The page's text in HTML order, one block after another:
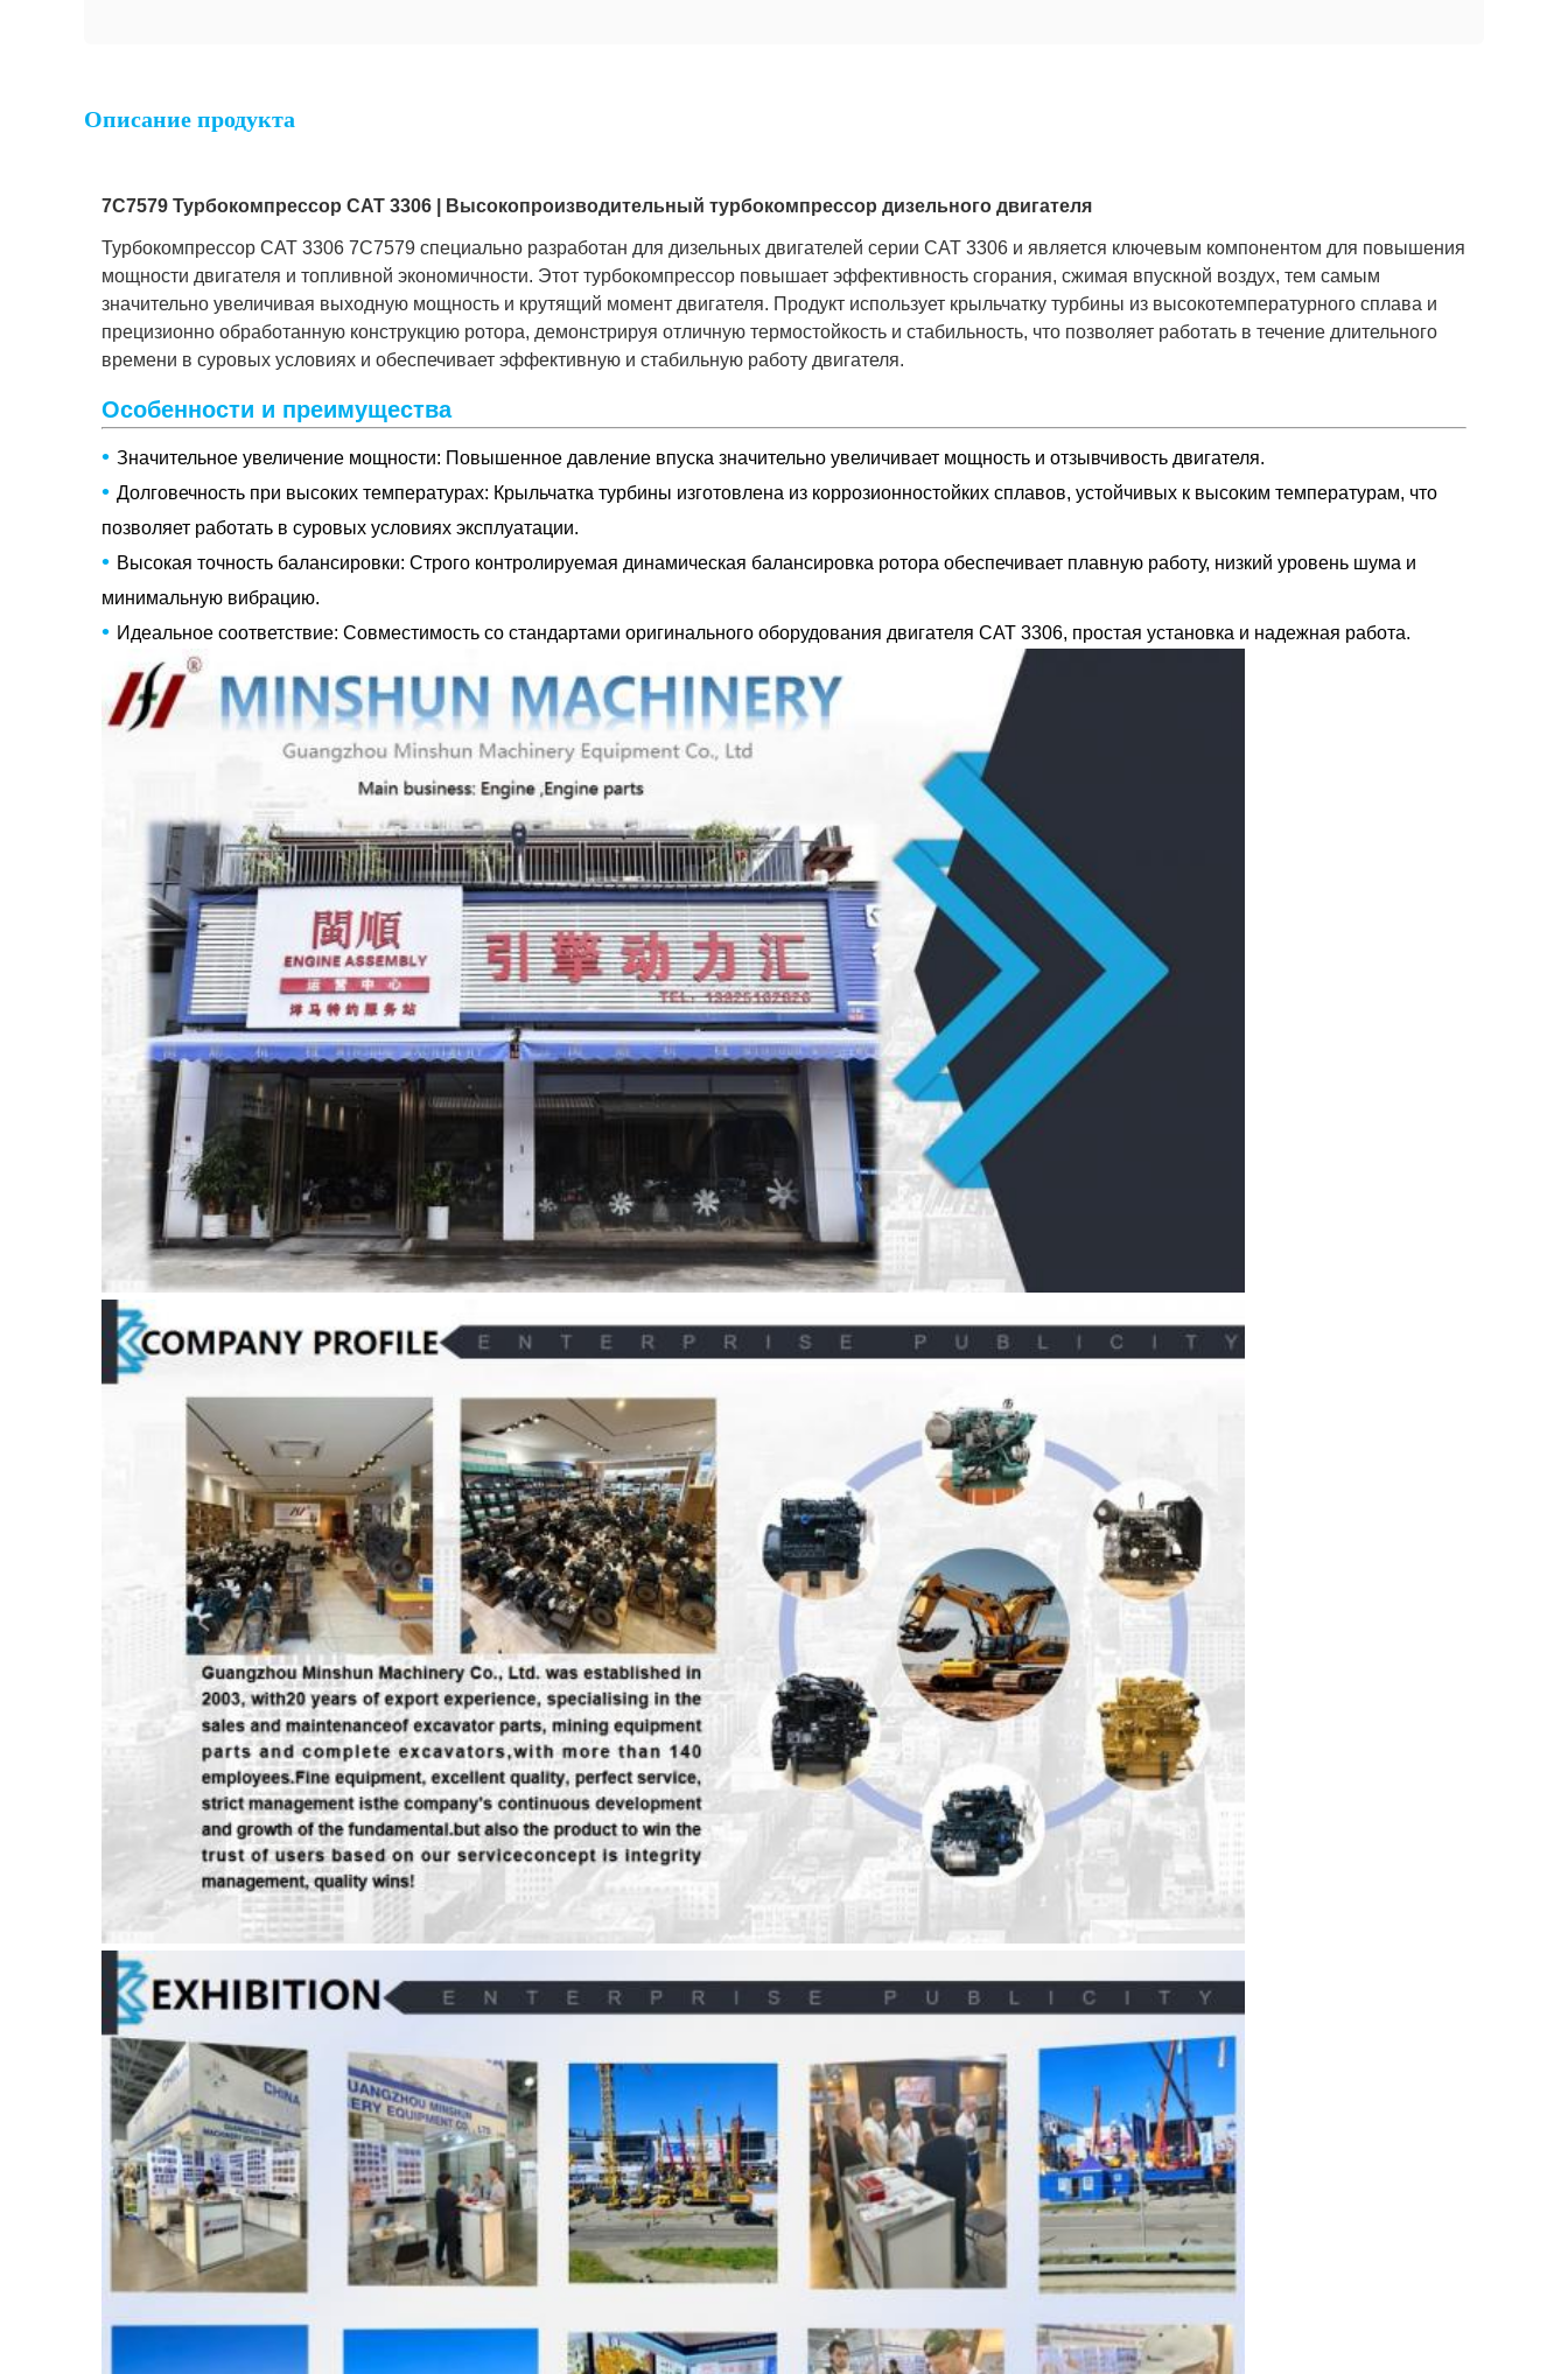
Описание продукта
7C7579 Турбокомпрессор CAT 3306 | Высокопроизводительный турбокомпрессор дизельного двигателя
Турбокомпрессор CAT 3306 7C7579 специально разработан для дизельных двигателей серии CAT 3306 и является ключевым компонентом для повышения
мощности двигателя и топливной экономичности. Этот турбокомпрессор повышает эффективность сгорания, сжимая впускной воздух, тем самым
значительно увеличивая выходную мощность и крутящий момент двигателя. Продукт использует крыльчатку турбины из высокотемпературного сплава и
прецизионно обработанную конструкцию ротора, демонстрируя отличную термостойкость и стабильность, что позволяет работать в течение длительного
времени в суровых условиях и обеспечивает эффективную и стабильную работу двигателя.
Особенности и преимущества
• Значительное увеличение мощности: Повышенное давление впуска значительно увеличивает мощность и отзывчивость двигателя.
• Долговечность при высоких температурах: Крыльчатка турбины изготовлена из коррозионностойких сплавов, устойчивых к высоким температурам, что
позволяет работать в суровых условиях эксплуатации.
• Высокая точность балансировки: Строго контролируемая динамическая балансировка ротора обеспечивает плавную работу, низкий уровень шума и
минимальную вибрацию.
• Идеальное соответствие: Совместимость со стандартами оригинального оборудования двигателя CAT 3306, простая установка и надежная работа.